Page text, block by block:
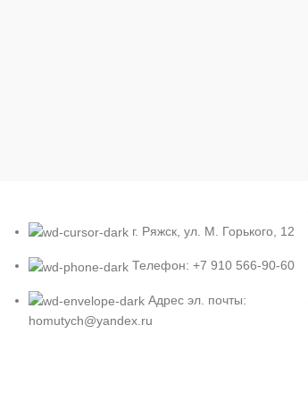
г. Ряжск, ул. М. Горького, 12
Телефон: +7 910 566-90-60
Адрес эл. почты:
homutych@yandex.ru